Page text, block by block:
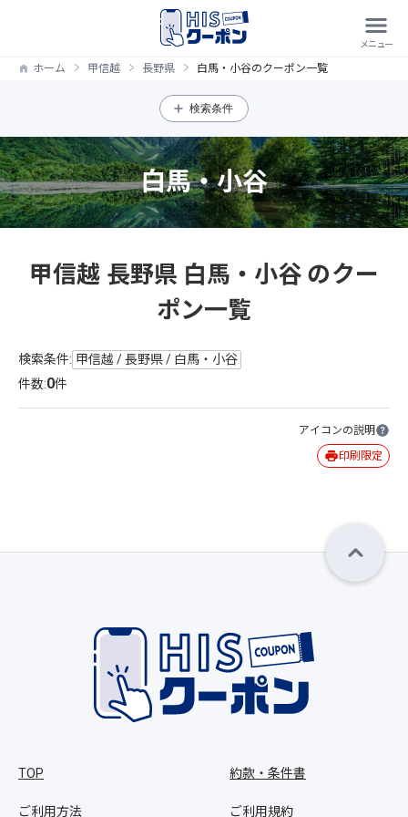
ホーム 甲信越 長野県 白馬・小谷のクーポン一覧
検索条件
白馬・小谷
甲信越 長野県 白馬・小谷 のクー
ポン一覧
検索条件: 甲信越 / 長野県 / 白馬・小谷
件数:0件
アイコンの説明
印刷限定
TOP
ご利用方法
約款・条件書
ご利用規約